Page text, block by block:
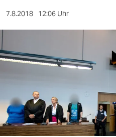
sport
nord
wahrheit
verlag
verlag
7.8.2018 12:06 Uhr